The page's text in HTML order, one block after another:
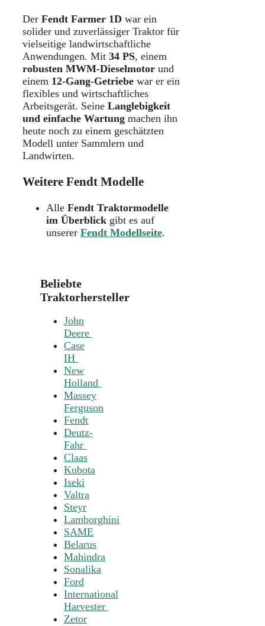
Der Fendt Farmer 1D war ein
solider und zuverlässiger Traktor für
vielseitige landwirtschaftliche
Anwendungen. Mit 34 PS, einem
robusten MWM-Dieselmotor und
einem 12-Gang-Getriebe war er ein
flexibles und wirtschaftliches
Arbeitsgerät. Seine Langlebigkeit
und einfache Wartung machen ihn
heute noch zu einem geschätzten
Modell unter Sammlern und
Landwirten.
Weitere Fendt Modelle
Alle Fendt Traktormodelle
im Überblick gibt es auf
unserer Fendt Modellseite.
Beliebte
Traktorhersteller
John
Deere
Case
IH
New
Holland
Massey
Ferguson
Fendt
Deutz-
Fahr
Claas
Kubota
Iseki
Valtra
Steyr
Lamborghini
SAME
Belarus
Mahindra
Sonalika
Ford
International
Harvester
Zetor